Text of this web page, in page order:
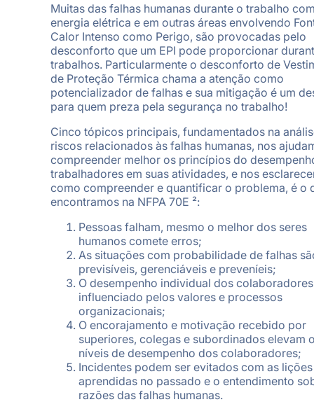
Muitas das falhas humanas durante o trabalho
energia elétrica e em outras áreas envolvendo
Calor Intenso como Perigo, são provocadas pelo
desconforto que um EPI pode proporcionar
trabalhos. Particularmente o desconforto de
de Proteção Térmica chama a atenção como
potencializador de falhas e sua mitigação é um
para quem preza pela segurança no trabalho!
Cinco tópicos principais, fundamentados na
riscos relacionados às falhas humanas, nos
compreender melhor os princípios do
trabalhadores em suas atividades, e nos
como compreender e quantificar o problema, é o
encontramos na NFPA 70E ²:
Pessoas falham, mesmo o melhor dos seres
humanos comete erros;
As situações com probabilidade de falhas
previsíveis, gerenciáveis e preveníeis;
O desempenho individual dos
influenciado pelos valores e processos
organizacionais;
O encorajamento e motivação recebido por
superiores, colegas e subordinados elevam
níveis de desempenho dos colaboradores;
Incidentes podem ser evitados com as lições
aprendidas no passado e o entendimento
razões das falhas humanas.